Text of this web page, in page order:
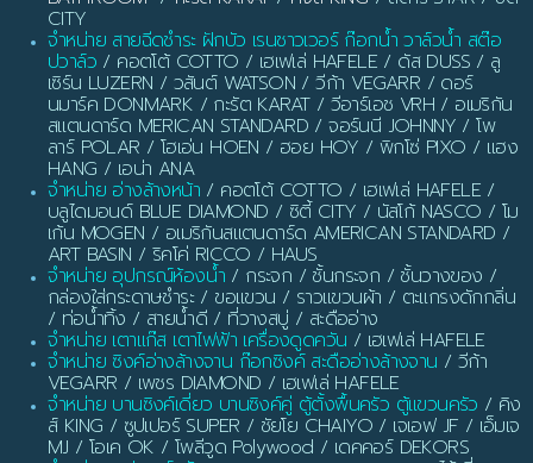
CITY
จำหน่าย สายฉีดชำระ ฝักบัว เรนชาวเวอร์ ก๊อกน้ำ วาล์วน้ำ สต๊อ
ปวาล์ว / คอตโต้ COTTO / เฮเฟเล่ HAFELE / ดัส DUSS / ลู
เซิร์น LUZERN / วสันต์ WATSON / วีก้า VEGARR / ดอร์
นมาร์ค DONMARK / กะรัต KARAT / วีอาร์เอช VRH / อเมริกัน
สแตนดาร์ด MERICAN STANDARD / จอร์นนี JOHNNY / โพ
ลาร์ POLAR / โฮเอ่น HOEN / ฮอย HOY / พิกโซ่ PIXO / แฮง
HANG / เอน่า ANA
จำหน่าย อ่างล้างหน้า / คอตโต้ COTTO / เฮเฟเล่ HAFELE /
บลูไดมอนด์ BLUE DIAMOND / ซิตี้ CITY / นัสโก้ NASCO / โม
เก้น MOGEN / อเมริกันสแตนดาร์ด AMERICAN STANDARD /
ART BASIN / ริคโค่ RICCO / HAUS
จำหน่าย อุปกรณ์ห้องน้ำ / กระจก / ชั้นกระจก / ชั้นวางของ /
กล่องใส่กระดาษชำระ / ขอแขวน / ราวแขวนผ้า / ตะแกรงดักกลิ่น
/ ท่อน้ำทิ้ง / สายน้ำดี / ที่วางสบู่ / สะดืออ่าง
จำหน่าย เตาแก๊ส เตาไฟฟ้า เครื่องดูดควัน / เฮเฟเล่ HAFELE
จำหน่าย ซิงค์อ่างล้างจาน ก๊อกซิงค์ สะดืออ่างล้างจาน / วีก้า
VEGARR / เพชร DIAMOND / เฮเฟเล่ HAFELE
จำหน่าย บานซิงค์เดี่ยว บานซิงค์คู่ ตู้ตั้งพื้นครัว ตู้แขวนครัว / คิง
ส์ KING / ซูปเปอร์ SUPER / ชัยโย CHAIYO / เจเอฟ JF / เอ็มเจ
MJ / โอเค OK / โพลีวูด Polywood / เดคคอร์ DEKORS